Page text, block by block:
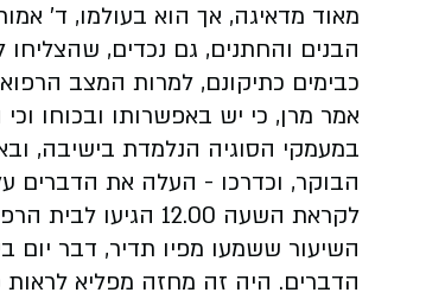
מאוד מדאיגה, אך הוא בעולמו, ד'
הבנים והחתנים, גם נכדים,
כבימים כתיקונם, למרות המצב
אמר מרן, כי יש באפשרותו ובכוחו
במעמקי הסוגיה הנלמדת בישיבה,
הבוקר, וכדרכו - העלה את הדברים
לקראת השעה 12.00
השיעור ששמעו מפיו תדיר, דבר
הדברים. היה זה מחזה מפליא לראות